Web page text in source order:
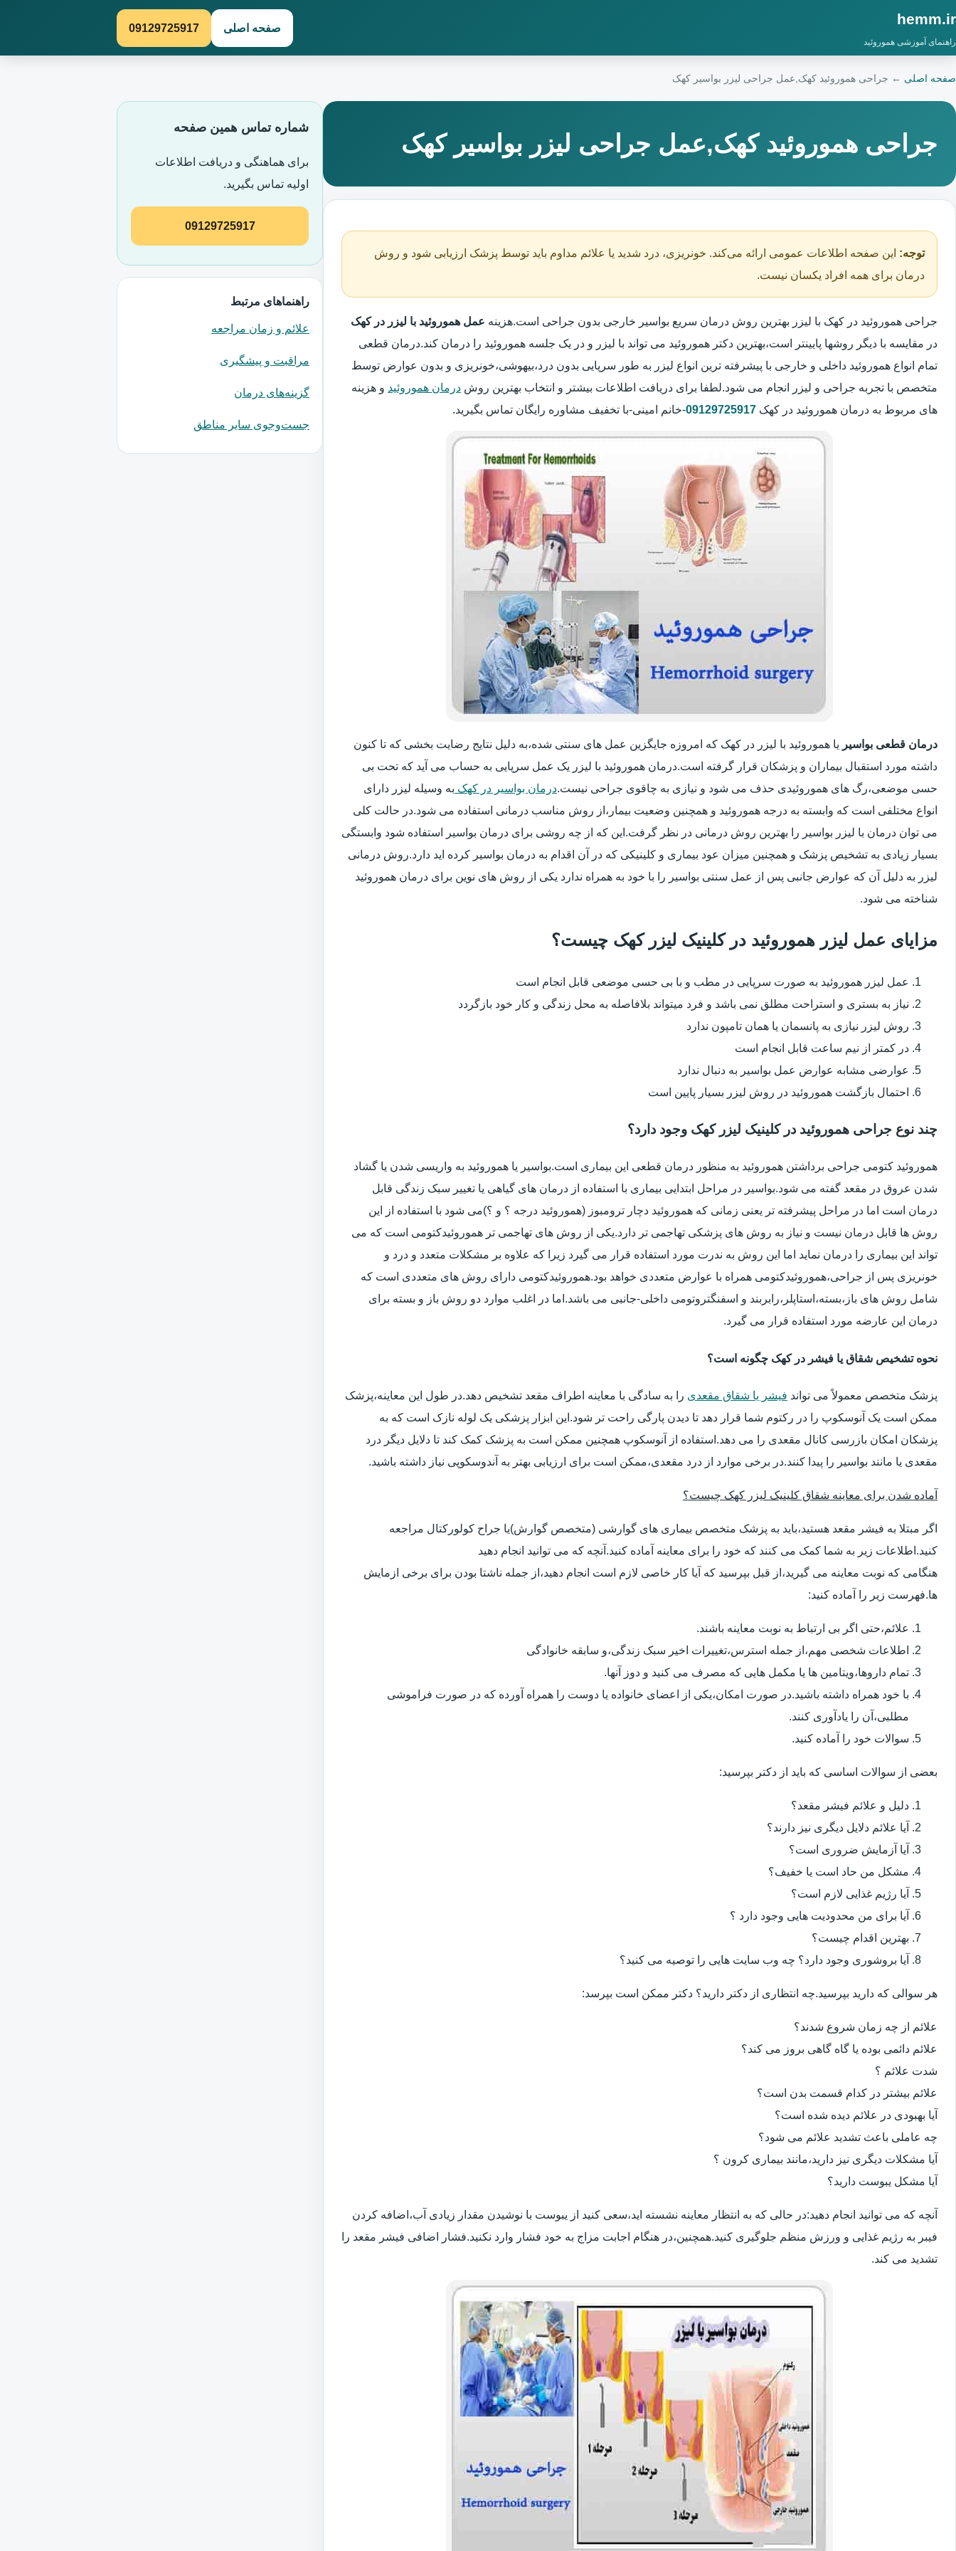
hemm.ir
راهنمای آموزشی هموروئید
صفحه اصلی 09129725917
صفحه اصلی ← جراحی هموروئید کهک,عمل جراحی لیزر بواسیر کهک
جراحی هموروئید کهک,عمل جراحی لیزر بواسیر کهک
توجه: این صفحه اطلاعات عمومی ارائه می‌کند. خونریزی، درد شدید یا علائم مداوم باید توسط پزشک ارزیابی شود و روش
درمان برای همه افراد یکسان نیست.
جراحی هموروئید در کهک با لیزر بهترین روش درمان سریع بواسیر خارجی بدون جراحی است.هزینه عمل هموروئید با لیزر در کهک
در مقایسه با دیگر روشها پایینتر است،بهترین دکتر هموروئید می تواند با لیزر و در یک جلسه هموروئید را درمان کند.درمان قطعی
تمام انواع هموروئید داخلی و خارجی با پیشرفته ترین انواع لیزر به طور سرپایی بدون درد،بیهوشی،خونریزی و بدون عوارض توسط
متخصص با تجربه جراحی و لیزر انجام می شود.لطفا برای دریافت اطلاعات بیشتر و انتخاب بهترین روش درمان هموروئید و هزینه
های مربوط به درمان هموروئید در کهک 09129725917-خانم امینی-با تخفیف مشاوره رایگان تماس بگیرید.
درمان قطعی بواسیر یا هموروئید با لیزر در کهک که امروزه جایگزین عمل های سنتی شده،به دلیل نتایج رضایت بخشی که تا کنون
داشته مورد استقبال بیماران و پزشکان قرار گرفته است.درمان هموروئید با لیزر یک عمل سرپایی به حساب می آید که تحت بی
حسی موضعی،رگ های هموروئیدی حذف می شود و نیازی به چاقوی جراحی نیست.درمان بواسیر در کهک به وسیله لیزر دارای
انواع مختلفی است که وابسته به درجه هموروئید و همچنین وضعیت بیمار،از روش مناسب درمانی استفاده می شود.در حالت کلی
می توان درمان با لیزر بواسیر را بهترین روش درمانی در نظر گرفت.این که از چه روشی برای درمان بواسیر استفاده شود وابستگی
بسیار زیادی به تشخیص پزشک و همچنین میزان عود بیماری و کلینیکی که در آن اقدام به درمان بواسیر کرده اید دارد.روش درمانی
لیزر به دلیل آن که عوارض جانبی پس از عمل سنتی بواسیر را با خود به همراه ندارد یکی از روش های نوین برای درمان هموروئید
شناخته می شود.
مزایای عمل لیزر هموروئید در کلینیک لیزر کهک چیست؟
عمل لیزر هموروئید به صورت سرپایی در مطب و با بی حسی موضعی قابل انجام است
نیاز به بستری و استراحت مطلق نمی باشد و فرد میتواند بلافاصله به محل زندگی و کار خود بازگردد
روش لیزر نیازی به پانسمان یا همان تامپون ندارد
در کمتر از نیم ساعت قابل انجام است
عوارضی مشابه عوارض عمل بواسیر به دنبال ندارد
احتمال بازگشت هموروئید در روش لیزر بسیار پایین است
چند نوع جراحی هموروئید در کلینیک لیزر کهک وجود دارد؟
هموروئید کتومی جراحی برداشتن هموروئید به منظور درمان قطعی این بیماری است.بواسیر یا هموروئید به واریسی شدن یا گشاد
شدن عروق در مقعد گفته می شود.بواسیر در مراحل ابتدایی بیماری با استفاده از درمان های گیاهی یا تغییر سبک زندگی قابل
درمان است اما در مراحل پیشرفته تر یعنی زمانی که هموروئید دچار ترومبوز (هموروئید درجه ؟ و ؟)می شود با استفاده از این
روش ها قابل درمان نیست و نیاز به روش های پزشکی تهاجمی تر دارد.یکی از روش های تهاجمی تر هموروئیدکتومی است که می
تواند این بیماری را درمان نماید اما این روش به ندرت مورد استفاده قرار می گیرد زیرا که علاوه بر مشکلات متعدد و درد و
خونریزی پس از جراحی،هموروئیدکتومی همراه با عوارض متعددی خواهد بود.هموروئیدکتومی دارای روش های متعددی است که
شامل روش های باز،بسته،استاپلر،رابربند و اسفنگتروتومی داخلی-جانبی می باشد.اما در اغلب موارد دو روش باز و بسته برای
درمان این عارضه مورد استفاده قرار می گیرد.
نحوه تشخیص شقاق یا فیشر در کهک چگونه است؟
پزشک متخصص معمولاً می تواند فیشر یا شقاق مقعدی را به سادگی با معاینه اطراف مقعد تشخیص دهد.در طول این معاینه،پزشک
ممکن است یک آنوسکوپ را در رکتوم شما قرار دهد تا دیدن پارگی راحت تر شود.این ابزار پزشکی یک لوله نازک است که به
پزشکان امکان بازرسی کانال مقعدی را می دهد.استفاده از آنوسکوپ همچنین ممکن است به پزشک کمک کند تا دلایل دیگر درد
مقعدی یا مانند بواسیر را پیدا کنند.در برخی موارد از درد مقعدی،ممکن است برای ارزیابی بهتر به آندوسکوپی نیاز داشته باشید.
آماده شدن برای معاینه شقاق کلینیک لیزر کهک چیست؟
اگر مبتلا به فیشر مقعد هستید،باید به پزشک متخصص بیماری های گوارشی (متخصص گوارش)یا جراح کولورکتال مراجعه
کنید.اطلاعات زیر به شما کمک می کنند که خود را برای معاینه آماده کنید.آنچه که می توانید انجام دهید
هنگامی که نوبت معاینه می گیرید،از قبل بپرسید که آیا کار خاصی لازم است انجام دهید،از جمله ناشتا بودن برای برخی ازمایش
ها.فهرست زیر را آماده کنید:
علائم،حتی اگر بی ارتباط به نوبت معاینه باشند.
اطلاعات شخصی مهم،از جمله استرس،تغییرات اخیر سبک زندگی،و سابقه خانوادگی
تمام داروها،ویتامین ها یا مکمل هایی که مصرف می کنید و دوز آنها.
با خود همراه داشته باشید.در صورت امکان،یکی از اعضای خانواده یا دوست را همراه آورده که در صورت فراموشی
مطلبی،آن را یادآوری کنند.
سوالات خود را آماده کنید.
بعضی از سوالات اساسی که باید از دکتر بپرسید:
دلیل و علائم فیشر مقعد؟
آیا علائم دلایل دیگری نیز دارند؟
آیا آزمایش ضروری است؟
مشکل من حاد است یا خفیف؟
آیا رژیم غذایی لازم است؟
آیا برای من محدودیت هایی وجود دارد ؟
بهترین اقدام چیست؟
آیا بروشوری وجود دارد؟ چه وب سایت هایی را توصیه می کنید؟
هر سوالی که دارید بپرسید.چه انتظاری از دکتر دارید؟ دکتر ممکن است بپرسد:
علائم از چه زمان شروع شدند؟
علائم دائمی بوده یا گاه گاهی بروز می کند؟
شدت علائم ؟
علائم بیشتر در کدام قسمت بدن است؟
آیا بهبودی در علائم دیده شده است؟
چه عاملی باعث تشدید علائم می شود؟
آیا مشکلات دیگری نیز دارید،مانند بیماری کرون ؟
آیا مشکل یبوست دارید؟
آنچه که می توانید انجام دهید:در حالی که به انتظار معاینه نشسته اید،سعی کنید از یبوست با نوشیدن مقدار زیادی آب،اضافه کردن
فیبر به رژیم غذایی و ورزش منظم جلوگیری کنید.همچنین،در هنگام اجابت مزاج به خود فشار وارد نکنید.فشار اضافی فیشر مقعد را
تشدید می کند.
شماره تماس همین صفحه
برای هماهنگی و دریافت اطلاعات
اولیه تماس بگیرید.
09129725917
راهنماهای مرتبط
علائم و زمان مراجعه
مراقبت و پیشگیری
گزینه‌های درمان
جست‌وجوی سایر مناطق